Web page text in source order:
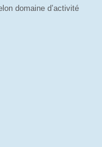
domaine d’activité